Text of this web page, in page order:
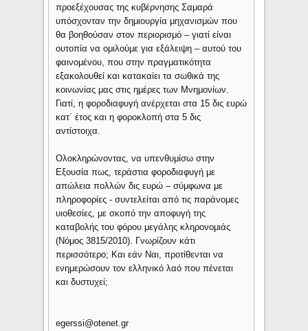
προεξέχουσας της κυβέρνησης Σαμαρά
υπόσχονταν την δημιουργία μηχανισμών που
θα βοηθούσαν στον περιορισμό – γιατί είναι
ουτοπία να ομιλούμε για εξάλειψη – αυτού του
φαινομένου, που στην πραγματικότητα
εξακολουθεί και κατακαίει τα σωθικά της
κοινωνίας μας στις ημέρες των Μνημονίων.
Γιατί, η φοροδιαφυγή ανέρχεται στα 15 δις ευρώ
κατ΄ έτος και η φοροκλοπή στα 5 δις
αντίστοιχα.
Ολοκληρώνοντας, να υπενθυμίσω στην
Εξουσία πως, τεράστια φοροδιαφυγή με
απώλεια πολλών δις ευρώ – σύμφωνα με
πληροφορίες - συντελείται από τις παράνομες
υιοθεσίες, με σκοπό την αποφυγή της
καταβολής του φόρου μεγάλης κληρονομιάς
(Νόμος 3815/2010). Γνωρίζουν κάτι
περισσότερο; Και εάν Ναι, προτίθενται να
ενημερώσουν τον ελληνικό λαό που πένεται
και δυστυχεί;
egerssi@otenet.gr